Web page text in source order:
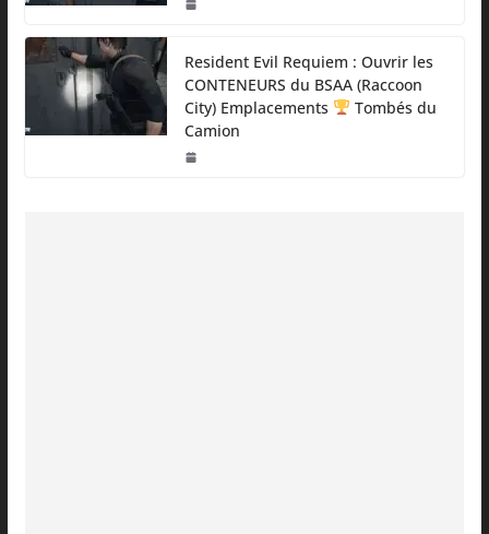
Resident Evil Requiem : Ouvrir les
CONTENEURS du BSAA (Raccoon
City) Emplacements
Tombés du
Camion